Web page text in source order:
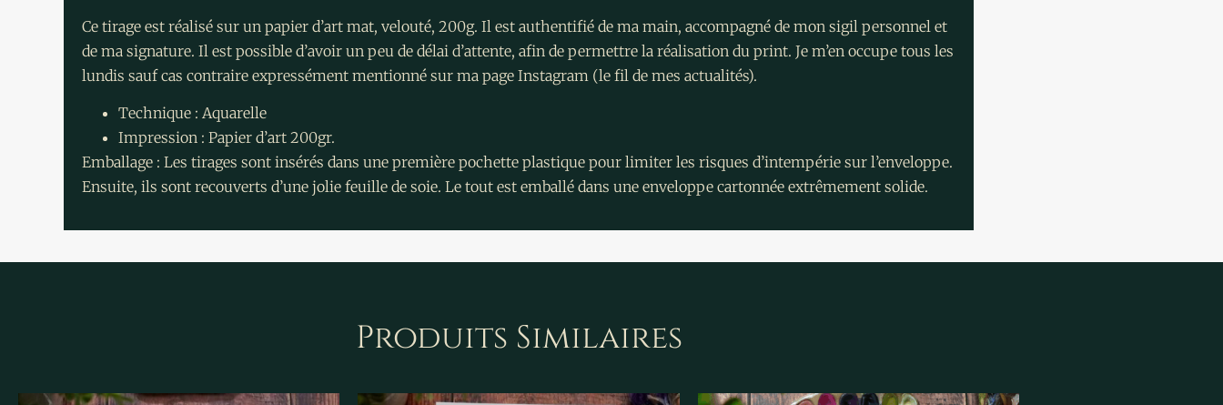
Ce tirage est réalisé sur un papier d’art mat, velouté, 200g. Il est authentifié de ma main, accompagné de mon sigil personnel et
de ma signature. Il est possible d’avoir un peu de délai d’attente, afin de permettre la réalisation du print. Je m’en occupe tous les
lundis sauf cas contraire expressément mentionné sur ma page Instagram (le fil de mes actualités).
Technique : Aquarelle
Impression : Papier d’art 200gr.
Emballage : Les tirages sont insérés dans une première pochette plastique pour limiter les risques d’intempérie sur l’enveloppe.
Ensuite, ils sont recouverts d’une jolie feuille de soie. Le tout est emballé dans une enveloppe cartonnée extrêmement solide.
Produits Similaires